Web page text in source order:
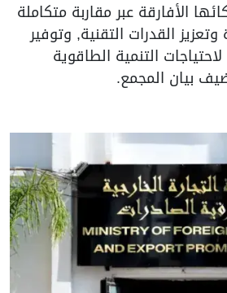
الأفارقة عبر مقاربة متكاملة
القدرات التقنية, وتوفير
التنمية الطاقوية
بيان المجمع.